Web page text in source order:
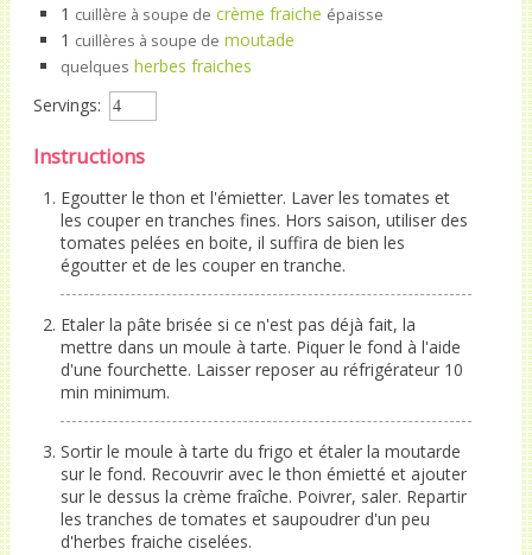
1 cuillère à soupe de crème fraiche épaisse
1 cuillères à soupe de moutade
quelques herbes fraiches
Servings:
Instructions
Egoutter le thon et l'émietter. Laver les tomates et
les couper en tranches fines. Hors saison, utiliser des
tomates pelées en boite, il suffira de bien les
égoutter et de les couper en tranche.
Etaler la pâte brisée si ce n'est pas déjà fait, la
mettre dans un moule à tarte. Piquer le fond à l'aide
d'une fourchette. Laisser reposer au réfrigérateur 10
min minimum.
Sortir le moule à tarte du frigo et étaler la moutarde
sur le fond. Recouvrir avec le thon émietté et ajouter
sur le dessus la crème fraîche. Poivrer, saler. Repartir
les tranches de tomates et saupoudrer d'un peu
d'herbes fraiche ciselées.